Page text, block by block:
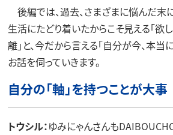
後編では、過去、さまざまに悩んだ末
生活にたどり着いたからこそ見える「欲
離」と、今だから言える「自分が今、本当
お話を伺っていきます。
自分の「軸」を持つことが大事
トウシル：ゆみにゃんさんも